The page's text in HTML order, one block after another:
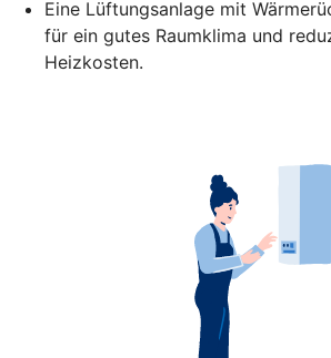
Eine Lüftungsanlage mit
für ein gutes Raumklima und
Heizkosten.